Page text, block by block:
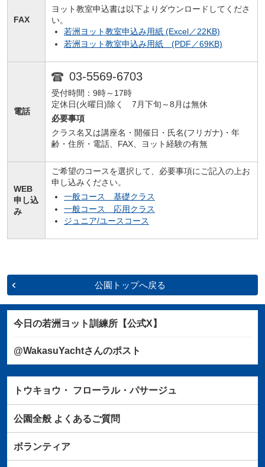
FAX
ヨット教室申込書は以下よりダウンロードしてくださ
い。
若洲ヨット教室申込み用紙 (Excel／22KB)
若洲ヨット教室申込み用紙 (PDF／69KB)
電話
03-5569-6703
受付時間：9時～17時
定休日(火曜日)除く 7月下旬～8月は無休
必要事項
クラス名又は講座名・開催日・氏名(フリガナ)・年
齢・住所・電話、FAX、ヨット経験の有無
WEB
申し込
み
ご希望のコースを選択して、必要事項にご記入の上お
申し込みください。
一般コース 基礎クラス
一般コース 応用クラス
ジュニア/ユースコース
公園トップへ戻る
今日の若洲ヨット訓練所【公式X】
@WakasuYachtさんのポスト
トウキョウ・ フローラル・パサージュ
公園全般よくあるご質問
ボランティア